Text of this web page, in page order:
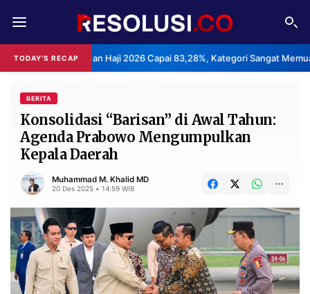
TODAY'S RECAP
Haji 2026 Capai 83,28%, Kategori Sangat Memuaskan. •
REDAKSI TENTANG
RESOLUSI IKLAN
RUBRIKASI
EDITORIAL AKSARA
FINANSIA PERSONA
DAERAH NASIONAL
MANCA SPORT
INFORMASI
BERITA
Konsolidasi “Barisan” di Awal Tahun:
Agenda Prabowo Mengumpulkan
Kepala Daerah
Muhammad M. Khalid MD
20 Des 2025 • 14:59 WIB